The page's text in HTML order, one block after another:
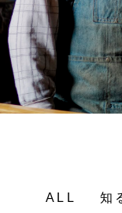
ALL 知